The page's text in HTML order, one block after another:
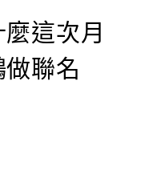
這次月
聯名